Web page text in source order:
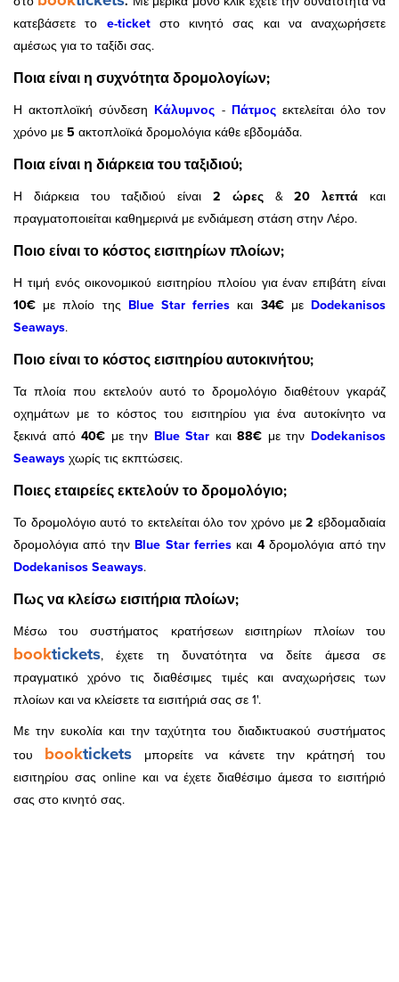
κατεβάσετε το e-ticketστο κινητό σας και να αναχωρήσετε
αμέσως για το ταξίδι σας.
Ποια είναι η συχνότητα δρομολογίων;
Η ακτοπλοϊκή σύνδεση Κάλυμνος - Πάτμος εκτελείται όλο τον
χρόνο με 5 ακτοπλοϊκά δρομολόγια κάθε εβδομάδα.
Ποια είναι η διάρκεια του ταξιδιού;
Η διάρκεια του ταξιδιού είναι 2 ώρες&20 λεπτά και
πραγματοποιείται καθημερινά με ενδιάμεση στάση στην Λέρο.
Ποιο είναι το κόστος εισιτηρίων πλοίων;
Η τιμή ενός οικονομικού εισιτηρίου πλοίου για έναν επιβάτη είναι
10€ με πλοίο της Blue Star ferries και 34€με Dodekanisos
Seaways.
Ποιο είναι το κόστος εισιτηρίου αυτοκινήτου;
Τα πλοία που εκτελούν αυτό το δρομολόγιο διαθέτουν γκαράζ
οχημάτων με το κόστος του εισιτηρίου για ένα αυτοκίνητο να
ξεκινά από40€ με την Blue Star και88€ με την Dodekanisos
Seaways χωρίς τις εκπτώσεις.
Ποιες εταιρείες εκτελούν το δρομολόγιο;
Το δρομολόγιο αυτό το εκτελείται όλο τον χρόνο με2 εβδομαδιαία
δρομολόγια από την Blue Star ferries και 4δρομολόγια από την
Dodekanisos Seaways.
Πως να κλείσω εισιτήρια πλοίων;
Μέσω του συστήματος κρατήσεων εισιτηρίων πλοίων του
booktickets, έχετε τη δυνατότητα να δείτε άμεσα σε
πραγματικό χρόνο τις διαθέσιμες τιμές και αναχωρήσεις των
πλοίων και να κλείσετε τα εισιτήριά σας σε 1'.
Με την ευκολία και την ταχύτητα του διαδικτυακού συστήματος
του booktickets
μπορείτε να κάνετε την κράτησή του
εισιτηρίου σας online και να έχετε διαθέσιμο άμεσα το εισιτήριό
σας στο κινητό σας.